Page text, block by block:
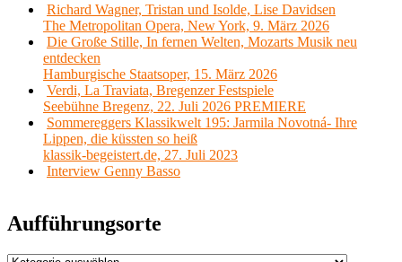
Richard Wagner, Tristan und Isolde, Lise Davidsen
The Metropolitan Opera, New York, 9. März 2026
Die Große Stille, In fernen Welten, Mozarts Musik neu
entdecken
Hamburgische Staatsoper, 15. März 2026
Verdi, La Traviata, Bregenzer Festspiele
Seebühne Bregenz, 22. Juli 2026 PREMIERE
Sommereggers Klassikwelt 195: Jarmila Novotná- Ihre
Lippen, die küssten so heiß
klassik-begeistert.de, 27. Juli 2023
Interview Genny Basso
Aufführungsorte